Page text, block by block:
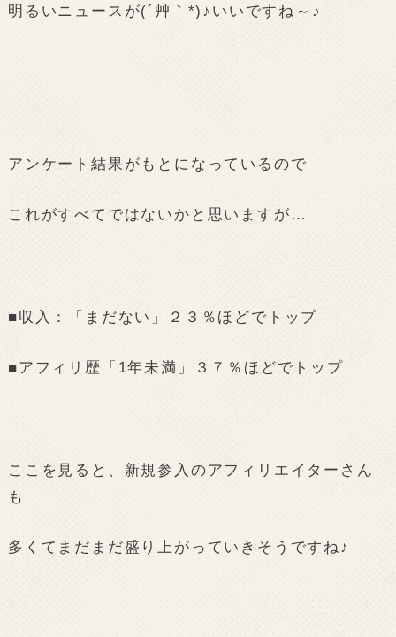
明るいニュースが(´艸｀*)♪いいですね～♪
アンケート結果がもとになっているので
これがすべてではないかと思いますが…
■収入：「まだない」２３％ほどでトップ
■アフィリ歴「1年未満」３７％ほどでトップ
ここを見ると、新規参入のアフィリエイターさん
も
多くてまだまだ盛り上がっていきそうですね♪